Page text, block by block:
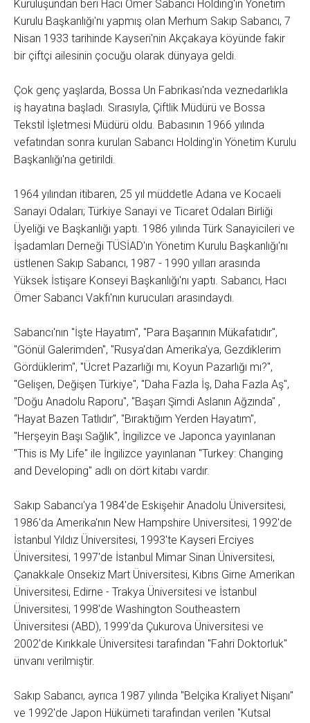
Kuruluşundan beri Hacı Ömer Sabancı Holding'in Yönetim
Kurulu Başkanlığı'nı yapmış olan Merhum Sakıp Sabancı, 7
Nisan 1933 tarihinde Kayseri'nin Akçakaya köyünde fakir
bir çiftçi ailesinin çocuğu olarak dünyaya geldi.
Çok genç yaşlarda, Bossa Un Fabrikası'nda veznedarlıkla
iş hayatına başladı. Sırasıyla, Çiftlik Müdürü ve Bossa
Tekstil İşletmesi Müdürü oldu. Babasının 1966 yılında
vefatından sonra kurulan Sabancı Holding'in Yönetim Kurulu
Başkanlığı'na getirildi.
1964 yılından itibaren, 25 yıl müddetle Adana ve Kocaeli
Sanayi Odaları; Türkiye Sanayi ve Ticaret Odaları Birliği
Üyeliği ve Başkanlığı yaptı. 1986 yılında Türk Sanayicileri ve
İşadamları Derneği TÜSİAD'ın Yönetim Kurulu Başkanlığı'nı
üstlenen Sakıp Sabancı, 1987 - 1990 yılları arasında
Yüksek İstişare Konseyi Başkanlığı'nı yaptı. Sabancı, Hacı
Ömer Sabancı Vakfı'nın kurucuları arasındaydı.
Sabancı'nın "İşte Hayatım", "Para Başarının Mükafatıdır",
"Gönül Galerimden", "Rusya'dan Amerika'ya, Gezdiklerim
Gördüklerim", "Ücret Pazarlığı mı, Koyun Pazarlığı mı?",
"Gelişen, Değişen Türkiye", "Daha Fazla İş, Daha Fazla Aş",
"Doğu Anadolu Raporu", "Başarı Şimdi Aslanın Ağzında" ,
“Hayat Bazen Tatlıdır", "Bıraktığım Yerden Hayatım",
"Herşeyin Başı Sağlık", İngilizce ve Japonca yayınlanan
"This is My Life" ile İngilizce yayınlanan "Turkey: Changing
and Developing" adlı on dört kitabı vardır.
Sakıp Sabancı'ya 1984'de Eskişehir Anadolu Üniversitesi,
1986'da Amerika'nın New Hampshire Universitesi, 1992'de
İstanbul Yıldız Üniversitesi, 1993'te Kayseri Erciyes
Üniversitesi, 1997'de İstanbul Mimar Sinan Üniversitesi,
Çanakkale Onsekiz Mart Üniversitesi, Kıbrıs Girne Amerikan
Üniversitesi, Edirne - Trakya Üniversitesi ve İstanbul
Üniversitesi, 1998'de Washington Southeastern
Üniversitesi (ABD), 1999'da Çukurova Üniversitesi ve
2002'de Kırıkkale Üniversitesi tarafından "Fahri Doktorluk"
ünvanı verilmiştir.
Sakıp Sabancı, ayrıca 1987 yılında "Belçika Kraliyet Nişanı"
ve 1992'de Japon Hükümeti tarafından verilen "Kutsal